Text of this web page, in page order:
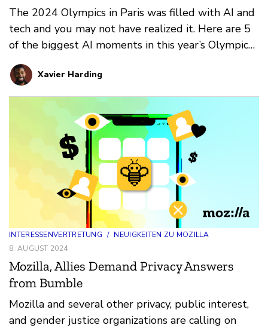
The 2024 Olympics in Paris was filled with AI and
tech and you may not have realized it. Here are 5
of the biggest AI moments in this year’s Olympic
games.
Xavier Harding
INTERESSENVERTRETUNG / NEUIGKEITEN ZU MOZILLA
8. AUGUST 2024
Mozilla, Allies Demand Privacy Answers
from Bumble
Mozilla and several other privacy, public interest,
and gender justice organizations are calling on